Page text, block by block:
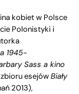
kobiet w Polsce
Polonistyki i
1945-
Sass a kino
esejówBiały
2013),